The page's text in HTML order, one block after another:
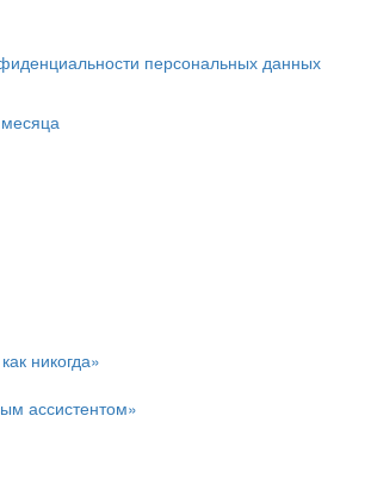
персональных данных
месяца
никогда»
ассистентом»